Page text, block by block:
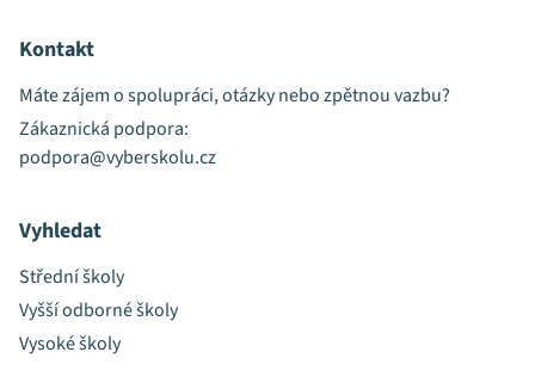
Kontakt
Máte zájem o spolupráci, otázky nebo zpětnou vazbu?
Zákaznická podpora:
podpora@vyberskolu.cz
Vyhledat
Střední školy
Vyšší odborné školy
Vysoké školy